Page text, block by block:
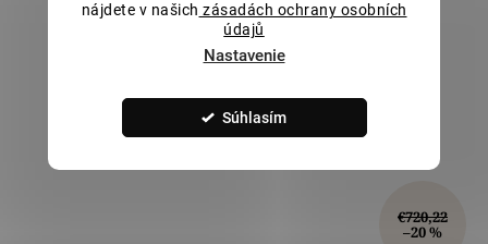
nájdete v našich zásadách ochrany osobních
údajů
Nastavenie
Súhlasím
€720,22
–20 %